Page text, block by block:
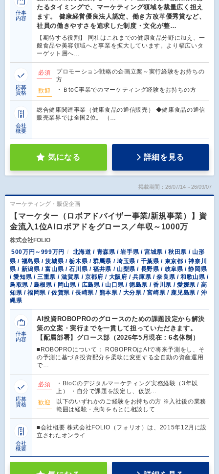
仕事
内容
たるタイミングで、マーケティング領域を裁量広く担え
ます。 健康経営優良法人認定、働き方改革優秀賞など、
社員の働きやすさを追求した制度・文化が整…
【期待する役割】 同社はこれまでの健康食品分野に加え、一
般食品や美容領域へと事業を拡大しています。より幅広いタ
ーゲット層へ…
応募
資格
必須
プロモーション戦略の企画立案～実行経験をお持ちの
方
歓迎
・ＢtoC事業でのマーケティング経験をお持ちの方
会社
概要
総合健康関連事業（健康食品の通信販売） ◆健康食品の通信
販売業界では全国2位。 （…
気になる 詳細を見る
掲載期間：26/07/14～26/09/07
マーケティング・販促企画
【マーケター（ロボアドバイザー事業/新規事業）】資
金流入1位AIロボアドをグロース／年収～1000万
株式会社FOLIO
500万円～999万円
北海道 / 青森県 / 岩手県 / 宮城県 / 秋田県 / 山形
県 / 福島県 / 茨城県 / 栃木県 / 群馬県 / 埼玉県 / 千葉県 / 東京都 / 神奈川
県 / 新潟県 / 富山県 / 石川県 / 福井県 / 山梨県 / 長野県 / 岐阜県 / 静岡県
/ 愛知県 / 三重県 / 滋賀県 / 京都府 / 大阪府 / 兵庫県 / 奈良県 / 和歌山県 /
鳥取県 / 島根県 / 岡山県 / 広島県 / 山口県 / 徳島県 / 香川県 / 愛媛県 / 高
知県 / 福岡県 / 佐賀県 / 長崎県 / 熊本県 / 大分県 / 宮崎県 / 鹿児島県 / 沖
縄県
仕事
内容
AI投資ROBOPROのグロースのための課題設定から解決
策の立案・実行までを一貫して担っていただきます。
【配属部署】グロース部（2026年5月現在：6名体制）
■ROBOPROについて： ROBOPROはAIで将来予測をし、そ
の予測に基づき投資配分を柔軟に変更する全自動の資産運用
で…
応募
資格
必須
・BtoCのデジタルマーケティング実務経験（3年以
上） ・自分で課題を設定し、仮説…
歓迎
以下のいずれかのご経験をお持ちの方 ※入社後の業務
範囲は経験・意向をもとに相談して…
会社
概要
■会社概要 株式会社FOLIO（フォリオ）は、2015年12月に設
立されたオンライ…